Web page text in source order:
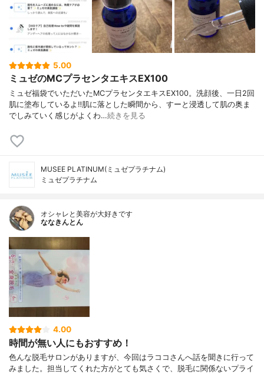
5.00
ミュゼのMCプラセンタエキスEX100
ミュゼ福袋でいただいたMCプラセンタエキスEX100。洗顔後、一日2回
肌に塗布しているよ‼︎肌に落とした瞬間から、すーと浸透して肌の奥ま
でしみていく感じがよくわ…続きを見る
MUSEE PLATINUM(ミュゼプラチナム)
ミュゼプラチナム
オシャレと美容が大好きです
ななきんとん
4.00
時間が無い人にもおすすめ！
色んな脱毛サロンがありますが、今回はラココさんへ話を聞きに行って
みました。担当してくれた方がとても気さくで、脱毛に関係ないプライ